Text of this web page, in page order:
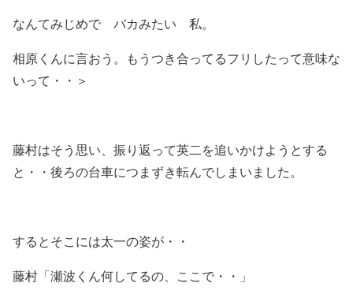
なんてみじめで バカみたい 私。
相原くんに言おう。もうつき合ってるフリしたって意味な
いって・・＞
藤村はそう思い、振り返って英二を追いかけようとする
と・・後ろの台車につまずき転んでしまいました。
するとそこには太一の姿が・・
藤村「瀬波くん何してるの、ここで・・」